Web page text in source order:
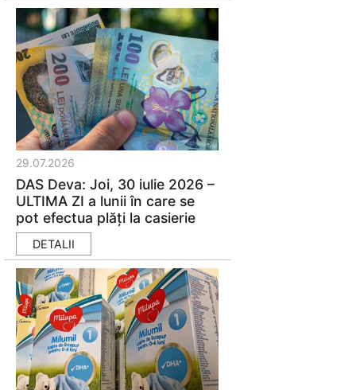
29.07.2026
DAS Deva: Joi, 30 iulie 2026 –
ULTIMA ZI a lunii în care se
pot efectua plăți la casierie
DETALII